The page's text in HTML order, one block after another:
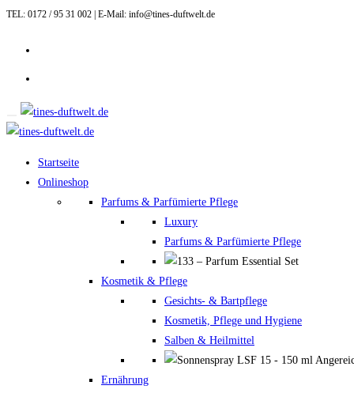
Zum
springen
TEL: 0172 / 95 31 002 | E-Mail: info@tines-duftwelt.de
Startseite
Onlineshop
Parfums & Parfümierte Pflege
Luxury
Parfums & Parfümierte Pflege
Kosmetik & Pflege
Gesichts- & Bartpflege
Kosmetik, Pflege und Hygiene
Salben & Heilmittel
Ernährung